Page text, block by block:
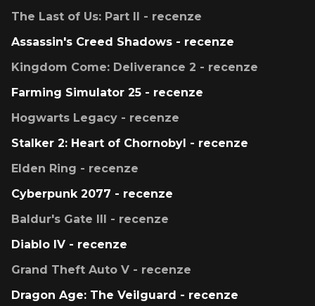
The Last of Us: Part II - recenze
Assassin's Creed Shadows - recenze
Kingdom Come: Deliverance 2 - recenze
Farming Simulator 25 - recenze
Hogwarts Legacy - recenze
Stalker 2: Heart of Chornobyl - recenze
Elden Ring - recenze
Cyberpunk 2077 - recenze
Baldur's Gate III - recenze
Diablo IV - recenze
Grand Theft Auto V - recenze
Dragon Age: The Veilguard - recenze